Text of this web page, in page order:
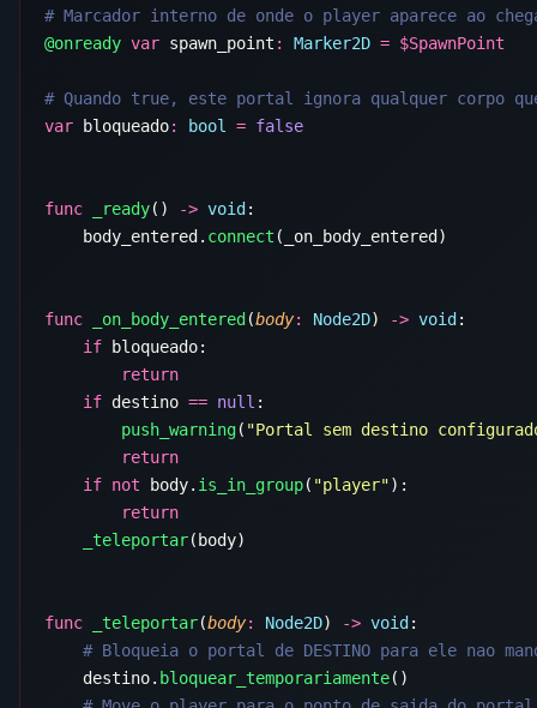
@onready var spawn_point : Marker2D = $
var bloqueado: bool =
func _ready() -> void
    body_entered.
connect
func _on_body_entered (body: Node2D) -> void
    if
    if
destino == null
        push_warning
( "Portal sem destino
    if
not body. is_in_group( "player"
    _teleportar
func _teleportar(body: Node2D) -> void
    destino.
bloquear_temporariamente